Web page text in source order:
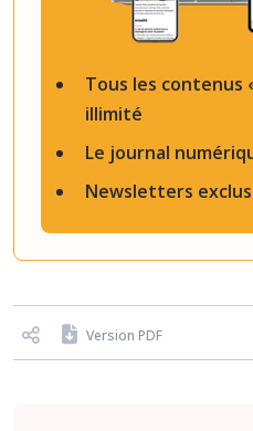
Tous les contenus
illimité
Le journal
Newsletters
Version PDF